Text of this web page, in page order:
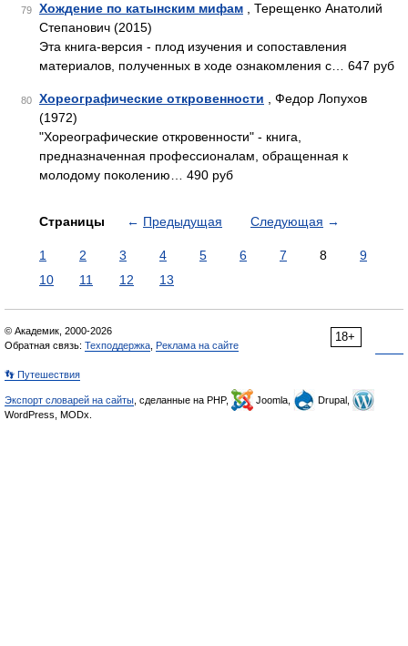
79 Хождение по катынским мифам , Терещенко Анатолий
Степанович (2015)
Эта книга-версия - плод изучения и сопоставления
материалов, полученных в ходе ознакомления с… 647 руб
80 Хореографические откровенности , Федор Лопухов
(1972)
"Хореографические откровенности" - книга,
предназначенная профессионалам, обращенная к
молодому поколению… 490 руб
Страницы ← Предыдущая Следующая →
1 2 3 4 5 6 7 8
9
10
11 12 13
18+
© Академик, 2000-2026
Обратная связь: Техподдержка Реклама на сайте
👣 Путешествия
Экспорт словарей на сайты , сделанные на PHP, Joomla,
Drupal,
WordPress, MODx.